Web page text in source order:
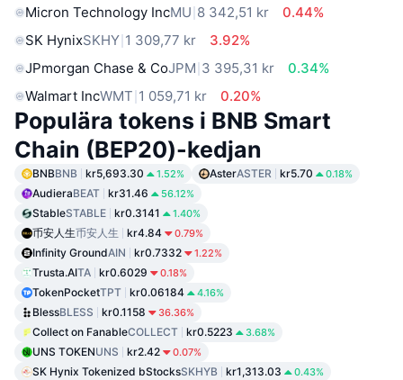
Micron Technology IncMU 8 342,51 kr
0.44%
SK HynixSKHY 1 309,77 kr
3.92%
JPmorgan Chase & CoJPM 3 395,31 kr
0.34%
Walmart IncWMT 1 059,71 kr 0.20%
Populära tokens i BNB Smart
Chain (BEP20)-kedjan
BNBBNB kr5,693.30 1.52% AsterASTER kr5.70 0.18%
AudieraBEAT kr31.46 56.12%
StableSTABLE kr0.3141 1.40%
币安人生币安人生 kr4.84 0.79%
Infinity GroundAIN kr0.7332 1.22%
Trusta.AITA kr0.6029 0.18%
TokenPocketTPT kr0.06184 4.16%
BlessBLESS kr0.1158 36.36%
Collect on FanableCOLLECT kr0.5223 3.68%
UNS TOKENUNS kr2.42 0.07%
SK Hynix Tokenized bStocksSKHYB kr1,313.03 0.43%